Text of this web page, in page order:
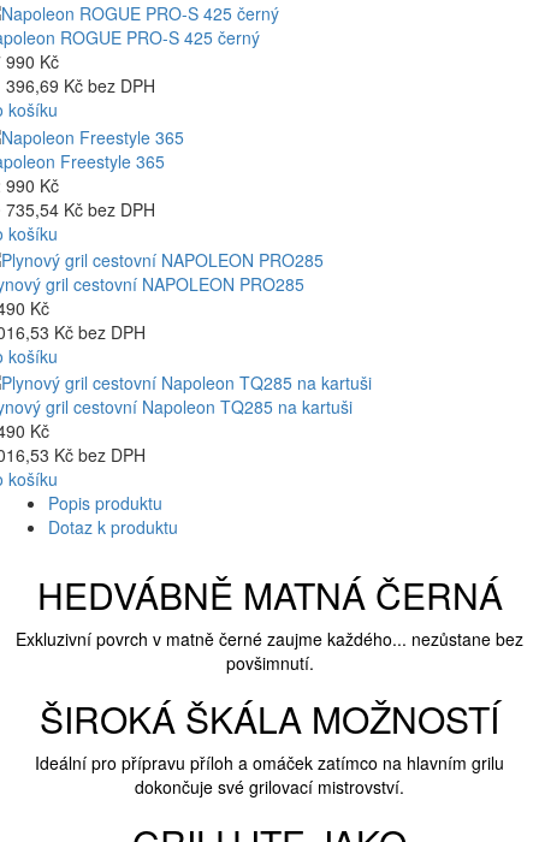
ROGUE PRO-S 425 černý
990 Kč
396,69 Kč bez DPH
košíku
Freestyle 365
990 Kč
735,54 Kč bez DPH
košíku
gril cestovní NAPOLEON PRO285
Kč
Kč bez DPH
košíku
gril cestovní Napoleon TQ285 na kartuši
Kč
Kč bez DPH
košíku
Popis produktu
Dotaz k produktu
HEDVÁBNĚ MATNÁ ČERNÁ
Exkluzivní povrch v matně černé zaujme každého... nezůstane bez
povšimnutí.
ŠIROKÁ ŠKÁLA MOŽNOSTÍ
Ideální pro přípravu příloh a omáček zatímco na hlavním grilu
dokončuje své grilovací mistrovství.